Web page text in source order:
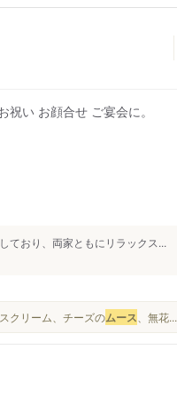
い お顔合せ ご宴会に。
ており、両家ともにリラックス...
クリーム、チーズのムース 、無花...